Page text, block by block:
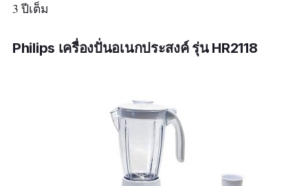
3 ปีเต็ม
Philips เครื่องปั่นอเนกประสงค์ รุ่น HR2118